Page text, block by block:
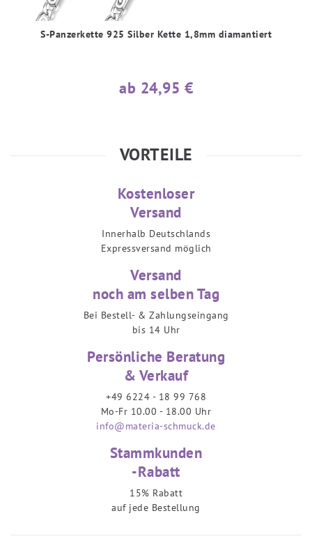
S-Panzerkette 925 Silber Kette 1,8mm diamantiert
ab 24,95 €
VORTEILE
Kostenloser
Versand
Innerhalb Deutschlands
Expressversand möglich
Versand
noch am selben Tag
Bei Bestell- & Zahlungseingang
bis 14 Uhr
Persönliche Beratung
& Verkauf
+49 6224 - 18 99 768
Mo-Fr 10.00 - 18.00 Uhr
info@materia-schmuck.de
Stammkunden
-Rabatt
15% Rabatt
auf jede Bestellung